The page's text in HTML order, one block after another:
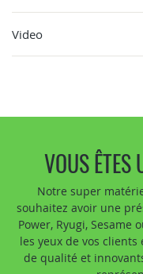
Video
VOUS ÊTES
Notre super
souhaitez avoir une
Power, Ryugi, Sesame
les yeux de vos
de qualité et